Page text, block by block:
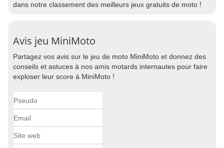
dans notre classement des meilleurs jeux gratuits de moto !
Avis jeu MiniMoto
Partagez vos avis sur le jeu de moto MiniMoto et donnez des
conseils et astuces à nos amis motards internautes pour faire
exploser leur score à MiniMoto !